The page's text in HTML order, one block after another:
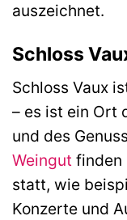
auszeichnet.
Schloss
Schloss Vaux
– es ist ein Ort
und des
Weingut finden
statt, wie
Konzerte und